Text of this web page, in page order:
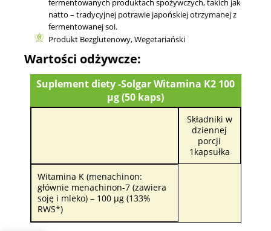
fermentowanych produk­tach spożywczych, takich jak
natto – tradycyjnej potrawie japońskiej otrzymanej z
fermentowanej soi.
Produkt Bezglutenowy, Wegetariański
Wartości odżywcze:
Suplement diety -Solgar Witamina K2 100
µg (50 kaps)
Składniki w
dziennej
porcji
1kapsułka
Witamina K (menachinon:
głównie menachinon-7 (zawiera
soję i mleko) – 100 µg (133%
RWS*)